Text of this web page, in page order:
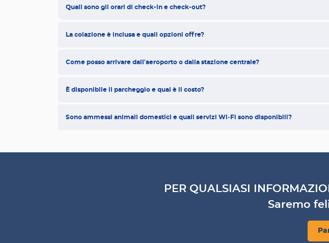
Quali sono gli orari di check-in e check-out?
La colazione è inclusa e quali opzioni offre?
Come posso arrivare dall'aeroporto o dalla stazione centrale?
È disponibile il parcheggio e qual è il costo?
Sono ammessi animali domestici e quali servizi Wi‑Fi sono disponibili?
PER QUALSIASI
Saremo